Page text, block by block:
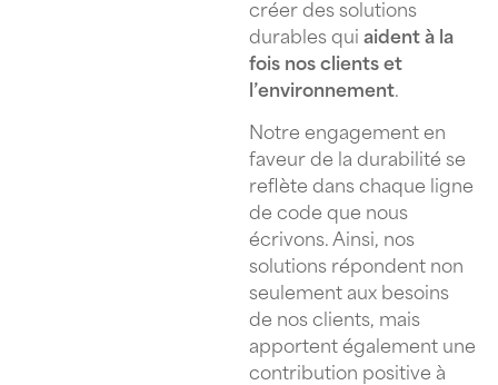
créer des solutions
durables qui aident à la
fois nos clients et
l’environnement.
Notre engagement en
faveur de la durabilité se
reflète dans chaque ligne
de code que nous
écrivons. Ainsi, nos
solutions répondent non
seulement aux besoins
de nos clients, mais
apportent également une
contribution positive à